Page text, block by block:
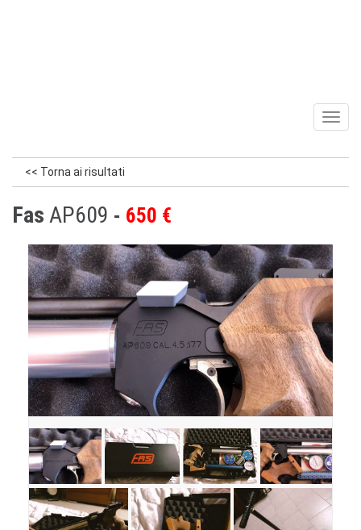
<< Torna ai risultati
Fas AP609 650 €